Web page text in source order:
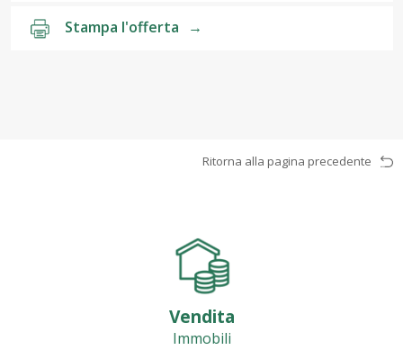
Stampa l'offerta →
Ritorna alla pagina precedente
Vendita
Immobili